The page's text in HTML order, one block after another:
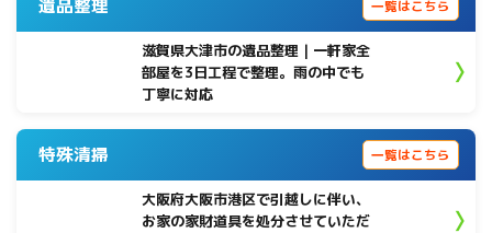
遺品整理 一覧はこちら
滋賀県大津市の遺品整理｜一軒家全
部屋を3日工程で整理。雨の中でも
丁寧に対応
特殊清掃 一覧はこちら
大阪府大阪市港区で引越しに伴い、
お家の家財道具を処分させていただ